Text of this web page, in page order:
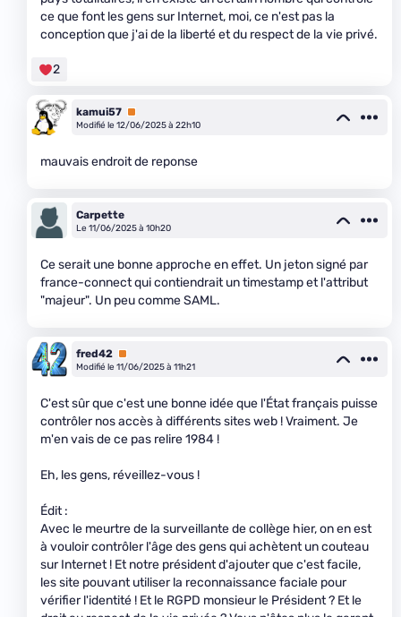
ce que font les gens sur Internet, moi, ce n'est pas la
conception que j'ai de la liberté et du respect de la vie privé.
2
kamui57 Premium
Modifié le 12/06/2025 à 22h10
mauvais endroit de reponse
Carpette
Le 11/06/2025 à 10h20
Ce serait une bonne approche en effet. Un jeton signé par
france-connect qui contiendrait un timestamp et l'attribut
"majeur". Un peu comme SAML.
fred42 Premium
Modifié le 11/06/2025 à 11h21
C'est sûr que c'est une bonne idée que l'État français puisse
contrôler nos accès à différents sites web ! Vraiment. Je
m'en vais de ce pas relire 1984 !
Eh, les gens, réveillez-vous !
Édit :
Avec le meurtre de la surveillante de collège hier, on en est
à vouloir contrôler l'âge des gens qui achètent un couteau
sur Internet ! Et notre président d'ajouter que c'est facile,
les site pouvant utiliser la reconnaissance faciale pour
vérifier l'identité ! Et le RGPD monsieur le Président ? Et le